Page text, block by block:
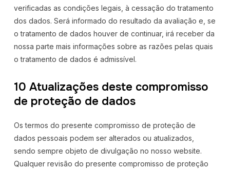
verificadas as condições legais, à cessação do tratamento
dos dados. Será informado do resultado da avaliação e, se
o tratamento de dados houver de continuar, irá receber da
nossa parte mais informações sobre as razões pelas quais
o tratamento de dados é admissível.
10 Atualizações deste compromisso
de proteção de dados
Os termos do presente compromisso de proteção de
dados pessoais podem ser alterados ou atualizados,
sendo sempre objeto de divulgação no nosso website.
Qualquer revisão do presente compromisso de proteção